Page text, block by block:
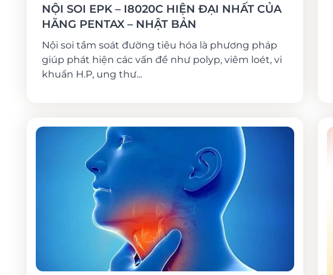
NỘI SOI EPK – I8020C HIỆN ĐẠI NHẤT CỦA
HÃNG PENTAX – NHẬT BẢN
Nội soi tầm soát đường tiêu hóa là phương pháp
giúp phát hiện các vấn đề như polyp, viêm loét, vi
khuẩn H.P, ung thư...